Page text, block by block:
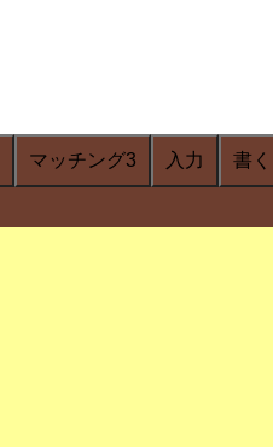
マッチング3 入力 書く